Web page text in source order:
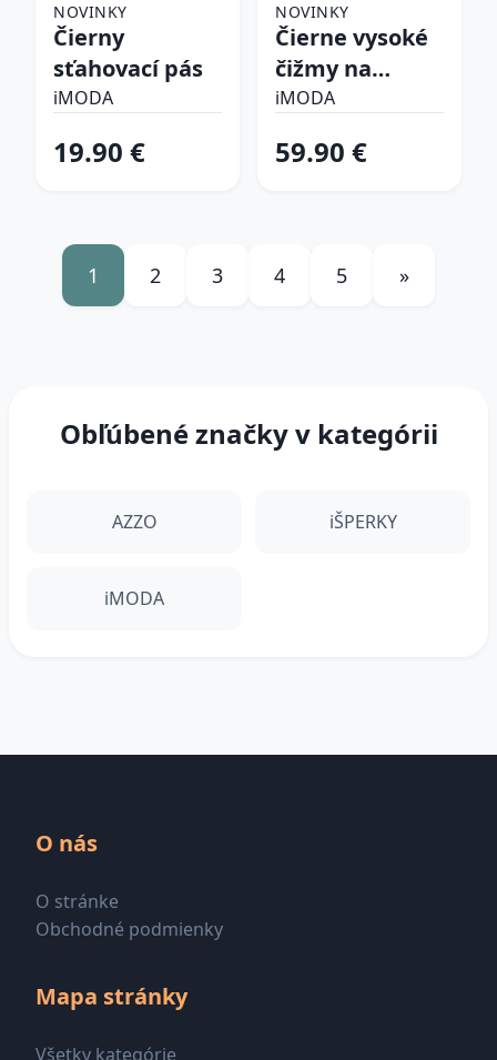
NOVINKY
Čierny
sťahovací pás
iMODA
19.90 €
NOVINKY
Čierne vysoké
čižmy na
platforme
iMODA
59.90 €
1 2 3 4 5 »
Obľúbené značky v kategórii
AZZO iŠPERKY
iMODA
O nás
O stránke
Obchodné podmienky
Mapa stránky
Všetky kategórie